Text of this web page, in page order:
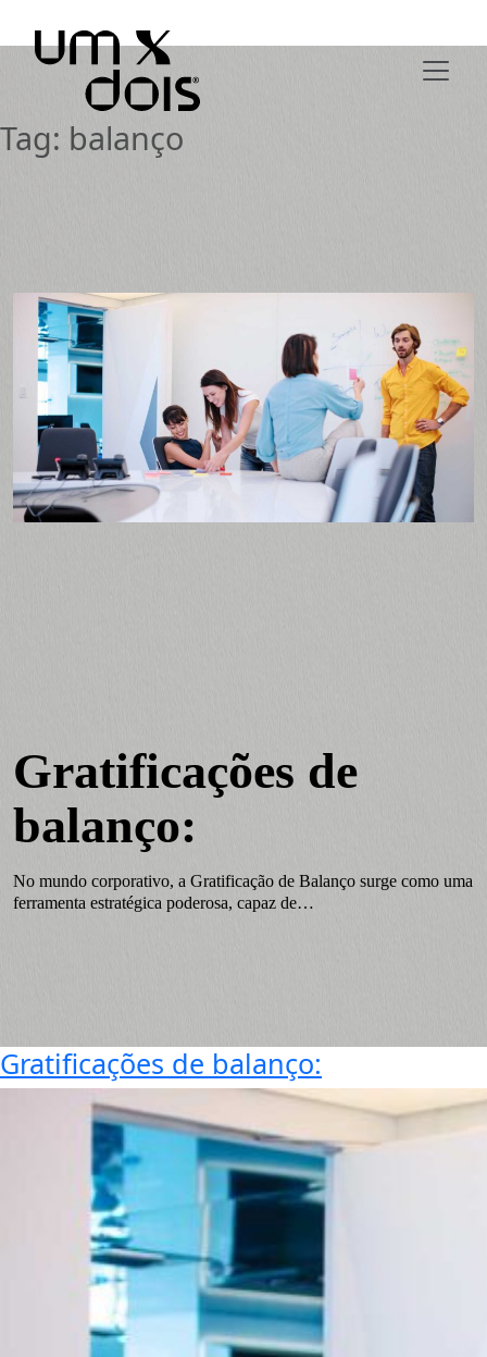
Tag: balanço
Gratificações de
balanço:
No mundo corporativo, a Gratificação de Balanço surge como uma
ferramenta estratégica poderosa, capaz de…
Gratificações de balanço: